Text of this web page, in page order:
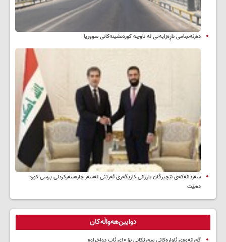
دەرئەنجامی ناڕەزایەتی لە ناوچە کوردنشینەکانی سووریا
سه‌ردانه‌کەی نێچیرڤان بارزانی كاریگه‌ری ئه‌رێنی له‌سه‌ر چاره‌سه‌ركردنی پرسی كورد
ده‌بێت
دوایین‌هەواڵەکان
گەڕانەوەی ئاوارەکانی سەرێکانی بۆ ۱۰ی ئاب دواخراوە